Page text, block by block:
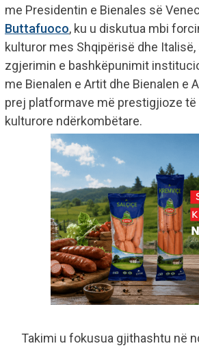
me Presidentin e Bienales së
Buttafuoco, ku u diskutua mbi
kulturor mes Shqipërisë dhe Italisë,
zgjerimin e bashkëpunimit
me Bienalen e Artit dhe Bienalen e
prej platformave më prestigjioze
kulturore ndërkombëtare.
Takimi u fokusua gjithashtu në